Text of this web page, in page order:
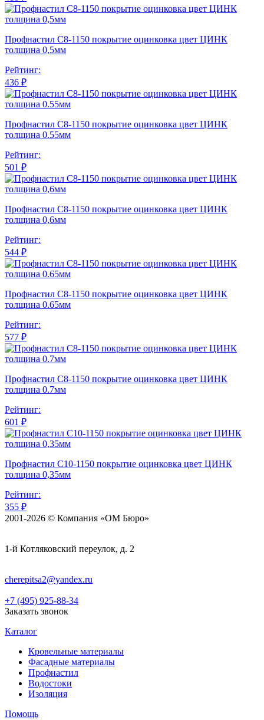
Профнастил С8-1150 покрытие оцинковка цвет ЦИНК
толщина 0,5мм
Рейтинг:
436 ₽
Профнастил С8-1150 покрытие оцинковка цвет ЦИНК
толщина 0.55мм
Рейтинг:
501 ₽
Профнастил С8-1150 покрытие оцинковка цвет ЦИНК
толщина 0,6мм
Рейтинг:
544 ₽
Профнастил С8-1150 покрытие оцинковка цвет ЦИНК
толщина 0.65мм
Рейтинг:
577 ₽
Профнастил С8-1150 покрытие оцинковка цвет ЦИНК
толщина 0.7мм
Рейтинг:
601 ₽
Профнастил С10-1150 покрытие оцинковка цвет ЦИНК
толщина 0,35мм
Рейтинг:
355 ₽
2001-2026 © Компания «ОМ Бюро»
1-й Котляковский переулок, д. 2
cherepitsa2@yandex.ru
+7 (495) 925-88-34
Заказать звонок
Каталог
Кровельные материалы
Фасадные материалы
Профнастил
Водостоки
Изоляция
Помощь